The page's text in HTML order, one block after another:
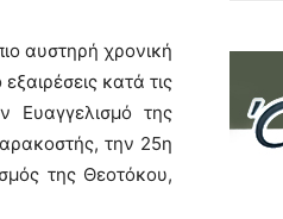
αυστηρή χρονική
κατά τις
Ευαγγελισμό της
την 25η
της Θεοτόκου,